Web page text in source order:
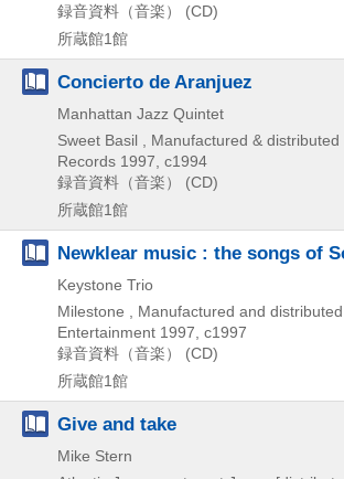
録音資料（音楽） (CD)
所蔵館1館
Concierto de Aranjuez
Manhattan Jazz Quintet
Sweet Basil , Manufactured & distributed
Records 1997, c1994
録音資料（音楽） (CD)
所蔵館1館
Newklear music : the songs of
Keystone Trio
Milestone , Manufactured and
Entertainment 1997, c1997
録音資料（音楽） (CD)
所蔵館1館
Give and take
Mike Stern